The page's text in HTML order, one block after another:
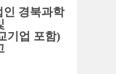
인 경북과학
기업 포함)